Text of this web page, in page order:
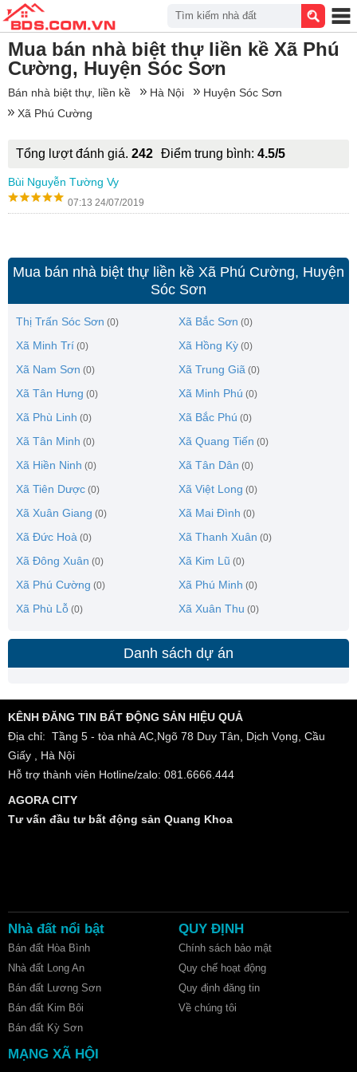
Mua bán nhà biệt thự liền kề Xã Phú
Cường, Huyện Sóc Sơn
Bán nhà biệt thự, liền kề Hà Nội
Huyện Sóc Sơn
Xã Phú Cường
Tổng lượt đánh giá. 242 Điểm trung bình: 4.5/5
Bùi Nguyễn Tường Vy
07:13 24/07/2019
Mua bán nhà biệt thự liền kề Xã Phú Cường, Huyện
Sóc Sơn
Thị Trấn Sóc Sơn (0) Xã Bắc Sơn (0)
Xã Minh Trí (0) Xã Hồng Kỳ (0)
Xã Nam Sơn (0) Xã Trung Giã (0)
Xã Tân Hưng (0) Xã Minh Phú (0)
Xã Phù Linh (0) Xã Bắc Phú (0)
Xã Tân Minh (0) Xã Quang Tiến (0)
Xã Hiền Ninh (0) Xã Tân Dân (0)
Xã Tiên Dược (0) Xã Việt Long (0)
Xã Xuân Giang (0) Xã Mai Đình (0)
Xã Đức Hoà (0) Xã Thanh Xuân (0)
Xã Đông Xuân (0) Xã Kim Lũ (0)
Xã Phú Cường (0) Xã Phú Minh (0)
Xã Phù Lỗ (0) Xã Xuân Thu (0)
Danh sách dự án
Tìm kiếm nhà đất
KÊNH ĐĂNG TIN BẤT ĐỘNG SẢN HIỆU QUẢ
Địa chỉ: Tầng 5 - tòa nhà AC,Ngõ 78 Duy Tân, Dịch Vọng, Cầu
Giấy , Hà Nội
Hỗ trợ thành viên Hotline/zalo: 081.6666.444
AGORA CITY
Tư vấn đầu tư bất động sản Quang Khoa
Nhà đất nổi bật
Bán đất Hòa Bình
Nhà đất Long An
Bán đất Lương Sơn
Bán đất Kim Bôi
Bán đất Kỳ Sơn
QUY ĐỊNH
Chính sách bảo mật
Quy chế hoạt động
Quy định đăng tin
Về chúng tôi
MẠNG XÃ HỘI